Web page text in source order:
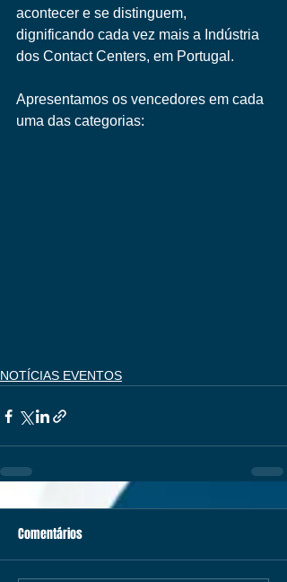
acontecer e se distinguem,
dignificando cada vez mais a Indústria
dos Contact Centers, em Portugal.
Apresentamos os vencedores em cada
uma das categorias:
NOTÍCIAS EVENTOS
Comentários